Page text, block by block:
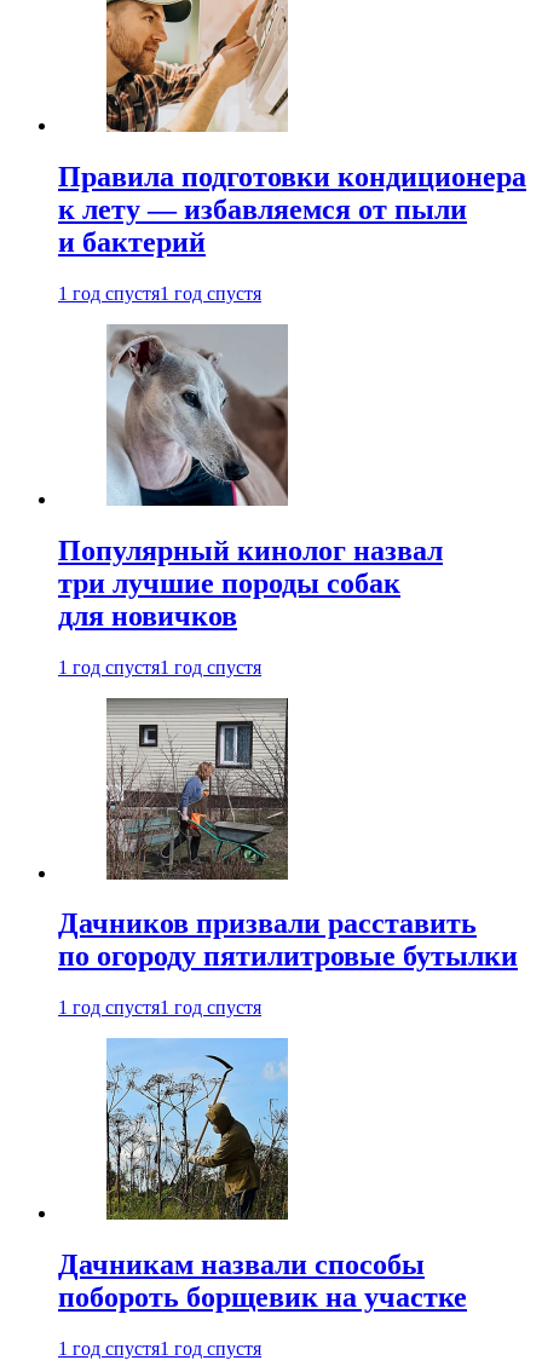
Правила подготовки кондиционера
к лету — избавляемся от пыли
и бактерий
1 год спустя1 год спустя
Популярный кинолог назвал
три лучшие породы собак
для новичков
1 год спустя1 год спустя
Дачников призвали расставить
по огороду пятилитровые бутылки
1 год спустя1 год спустя
Дачникам назвали способы
побороть борщевик на участке
1 год спустя1 год спустя